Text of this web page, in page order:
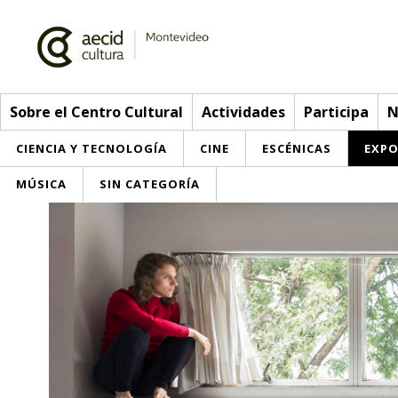
Sobre el Centro Cultural Actividades Participa
CIENCIA Y TECNOLOGÍA CINE ESCÉNICAS
MÚSICA SIN CATEGORÍA
Instalaciones
Visítanos
> Go to Actividades
Inscriptions
Envíanos tu propuesta
Buzón de sugerencias
Convocatorias